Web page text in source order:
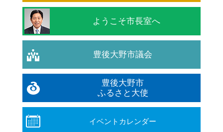
ようこそ市長室へ
豊後大野市議会
豊後大野市
ふるさと大使
イベントカレンダー